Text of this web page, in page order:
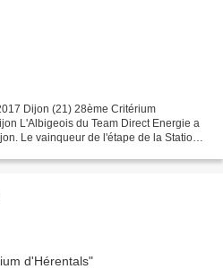
Dijon (21) 28ème Critérium
L'Albigeois du Team Direct Energie a
Le vainqueur de l'étape de la Station